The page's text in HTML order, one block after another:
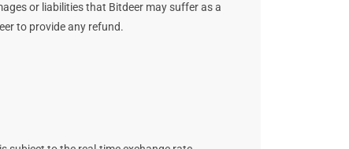
or liabilities that Bitdeer may suffer as a
to provide any refund.